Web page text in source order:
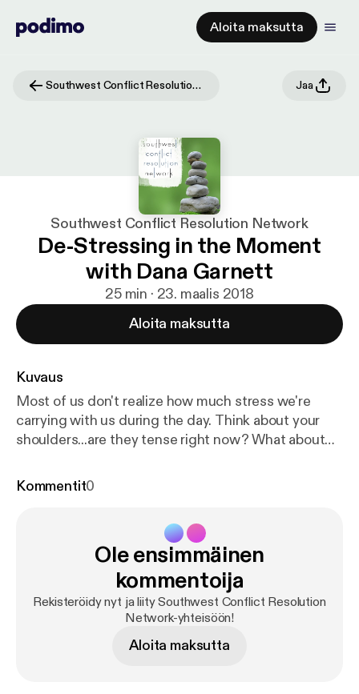
Aloita maksutta
Southwest Conflict Resolution Network Jaa
Southwest Conflict Resolution Network
De-Stressing in the Moment
with Dana Garnett
25 min · 23. maalis 2018
Aloita maksutta
Kuvaus
Most of us don't realize how much stress we're
carrying with us during the day. Think about your
shoulders...are they tense right now? What about
heart? Dana Garnett talks about how simply
Kommentit0
Ole ensimmäinen
kommentoija
Rekisteröidy nyt ja liity Southwest Conflict Resolution
Network-yhteisöön!
Aloita maksutta